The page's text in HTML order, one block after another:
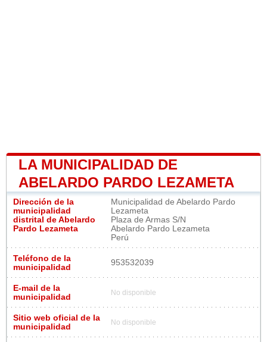
LA MUNICIPALIDAD DE
ABELARDO PARDO LEZAMETA
Dirección de la
municipalidad
distrital de Abelardo
Pardo Lezameta
Municipalidad de Abelardo Pardo
Lezameta
Plaza de Armas S/N
Abelardo Pardo Lezameta
Perú
Teléfono de la
municipalidad
953532039
E-mail de la
municipalidad
No disponible
Sitio web oficial de la
municipalidad
No disponible